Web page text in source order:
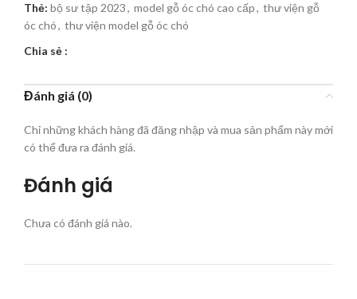
Thẻ: bộ sư tập 2023, model gỗ óc chó cao cấp, thư viện gỗ
óc chó, thư viện model gỗ óc chó
Chia sẻ :
Đánh giá (0)
Đánh giá
Chưa có đánh giá nào.
Chỉ những khách hàng đã đăng nhập và mua sản phẩm này mới
có thể đưa ra đánh giá.